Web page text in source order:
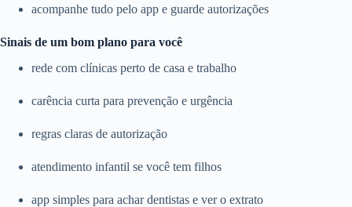
acompanhe tudo pelo app e guarde autorizações
Sinais de um bom plano para você
rede com clínicas perto de casa e trabalho
carência curta para prevenção e urgência
regras claras de autorização
atendimento infantil se você tem filhos
app simples para achar dentistas e ver o extrato